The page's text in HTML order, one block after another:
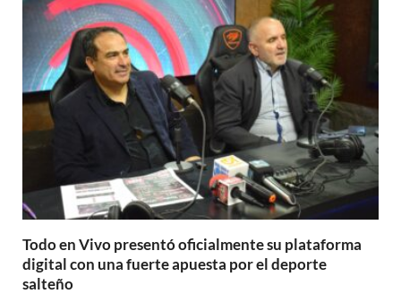
Todo en Vivo presentó oficialmente su plataforma
digital con una fuerte apuesta por el deporte
salteño